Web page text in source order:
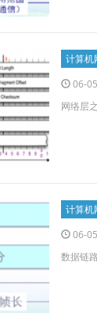
计算机
06-05
网络层
计算机
06-05
数据链